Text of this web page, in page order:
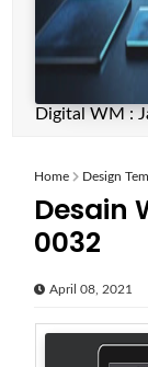
Digital WM :
Home Design
Desain
0032
April 08, 2021